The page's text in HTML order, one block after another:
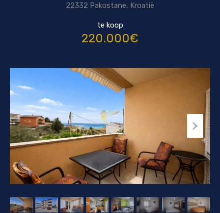
22332 Pakostane, Kroatië
te koop
220.000€